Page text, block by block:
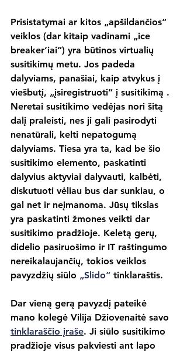
Prisistatymai ar kitos „apšildančios“
veiklos (dar kitaip vadinami „ice
breaker‘iai“) yra būtinos virtualių
susitikimų metu. Jos padeda
dalyviams, panašiai, kaip atvykus į
viešbutį, „įsiregistruoti“ į susitikimą .
Neretai susitikimo vedėjas nori šitą
dalį praleisti, nes ji gali pasirodyti
nenatūrali, kelti nepatogumą
dalyviams. Tiesa yra ta, kad be šio
susitikimo elemento, paskatinti
dalyvius aktyviai dalyvauti, kalbėti,
diskutuoti vėliau bus dar sunkiau, o
gal net ir neįmanoma. Jūsų tikslas
yra paskatinti žmones veikti dar
susitikimo pradžioje. Keletą gerų,
didelio pasiruošimo ir IT raštingumo
nereikalaujančių, tokios veiklos
pavyzdžių siūlo „Slido“ tinklaraštis.
Dar vieną gerą pavyzdį pateikė
mano kolegė Vilija Džiovenaitė savo
tinklaraščio įraše. Ji siūlo susitikimo
pradžioje visus pakviesti ant lapo